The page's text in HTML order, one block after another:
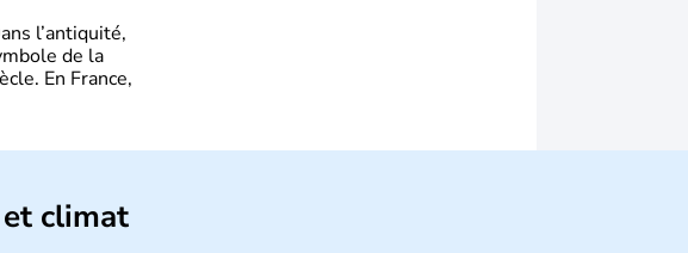
l’antiquité,
de la
En France,
climat